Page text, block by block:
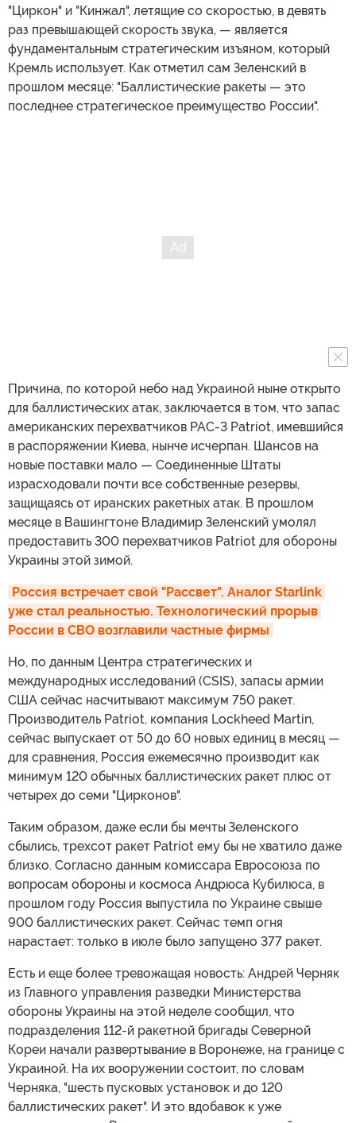
"Циркон" и "Кинжал", летящие со скоростью, в девять
раз превышающей скорость звука, — является
фундаментальным стратегическим изъяном, который
Кремль использует. Как отметил сам Зеленский в
прошлом месяце: "Баллистические ракеты — это
последнее стратегическое преимущество России".
Причина, по которой небо над Украиной ныне открыто
для баллистических атак, заключается в том, что запас
американских перехватчиков PAC-3 Patriot, имевшийся
в распоряжении Киева, нынче исчерпан. Шансов на
новые поставки мало — Соединенные Штаты
израсходовали почти все собственные резервы,
защищаясь от иранских ракетных атак. В прошлом
месяце в Вашингтоне Владимир Зеленский умолял
предоставить 300 перехватчиков Patriot для обороны
Украины этой зимой.
Россия встречает свой "Рассвет". Аналог Starlink
уже стал реальностью. Технологический прорыв
России в СВО возглавили частные фирмы
Но, по данным Центра стратегических и
международных исследований (CSIS), запасы армии
США сейчас насчитывают максимум 750 ракет.
Производитель Patriot, компания Lockheed Martin,
сейчас выпускает от 50 до 60 новых единиц в месяц —
для сравнения, Россия ежемесячно производит как
минимум 120 обычных баллистических ракет плюс от
четырех до семи "Цирконов".
Таким образом, даже если бы мечты Зеленского
сбылись, трехсот ракет Patriot ему бы не хватило даже
близко. Согласно данным комиссара Евросоюза по
вопросам обороны и космоса Андрюса Кубилюса, в
прошлом году Россия выпустила по Украине свыше
900 баллистических ракет. Сейчас темп огня
нарастает: только в июле было запущено 377 ракет.
Есть и еще более тревожащая новость: Андрей Черняк
из Главного управления разведки Министерства
обороны Украины на этой неделе сообщил, что
подразделения 112-й ракетной бригады Северной
Кореи начали развертывание в Воронеже, на границе с
Украиной. На их вооружении состоит, по словам
Черняка, "шесть пусковых установок и до 120
баллистических ракет". И это вдобавок к уже